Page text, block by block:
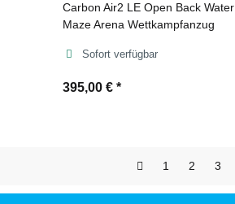
Carbon Air2 LE Open Back Water
Maze Arena Wettkampfanzug
Sofort verfügbar
395,00 € *
1 2 3